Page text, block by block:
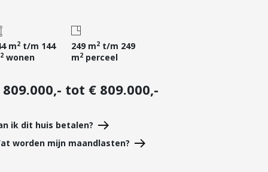
Leer ons kennen
Starterslening
Financiële check
Duurzame
Banken
m2 t/m 144
2 wonen
249 m2 t/m 249
m2 perceel
809.000,- tot € 809.000,-
ik dit huis betalen?
worden mijn maandlasten?